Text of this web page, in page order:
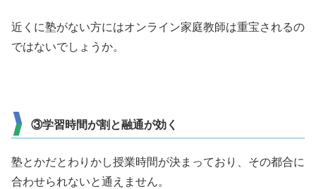
近くに塾がない方にはオンライン家庭教師は重宝されるの
ではないでしょうか。
③学習時間が割と融通が効く
塾とかだとわりかし授業時間が決まっており、その都合に
合わせられないと通えません。